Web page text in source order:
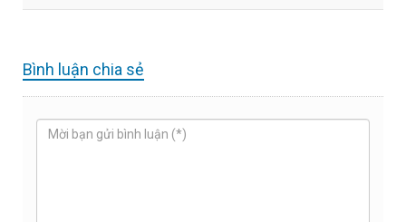
Bình luận chia sẻ